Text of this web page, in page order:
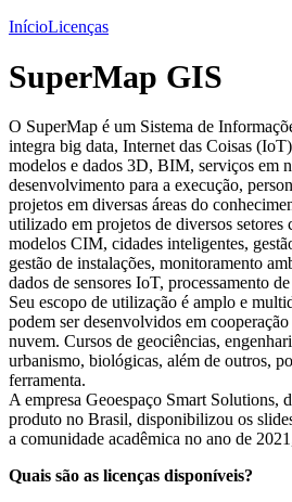
InícioLicenças
SuperMap GIS
O SuperMap é um Sistema de
integra big data, Internet das Coisas
modelos e dados 3D, BIM, serviços em
desenvolvimento para a execução,
projetos em diversas áreas do
utilizado em projetos de diversos setores
modelos CIM, cidades inteligentes,
gestão de instalações, monitoramento
dados de sensores IoT, processamento
Seu escopo de utilização é amplo e
podem ser desenvolvidos em
nuvem. Cursos de geociências,
urbanismo, biológicas, além de outros,
ferramenta.
A empresa Geoespaço Smart Solutions,
produto no Brasil, disponibilizou os
a comunidade acadêmica no ano de
Quais são as licenças disponíveis?